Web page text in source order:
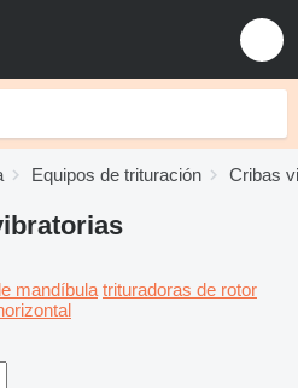
Equipos de trituración Cribas
mandíbula trituradoras de rotor